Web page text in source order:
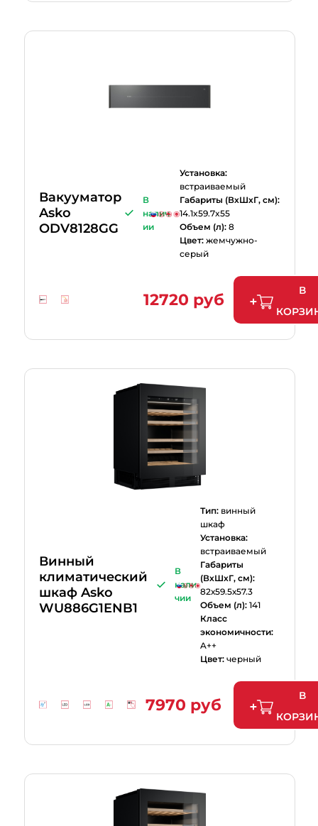
Вакууматор
Asko
ODV8128GG
В
налич
ии
Установка:
встраиваемый
Габариты (ВхШхГ, см):
14.1x59.7x55
Объем (л): 8
Цвет: жемчужно-
серый
12720 руб
В
Винный
климатический
шкаф Asko
WU886G1ENB1
В
нали
чии
Тип: винный
шкаф
Установка:
встраиваемый
Габариты
(ВхШхГ, см):
82х59.5х57.3
Объем (л): 141
Класс
экономичности:
A++
Цвет: черный
7970 руб
В